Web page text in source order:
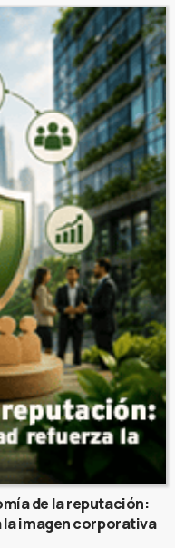
de la reputación:
imagen corporativa